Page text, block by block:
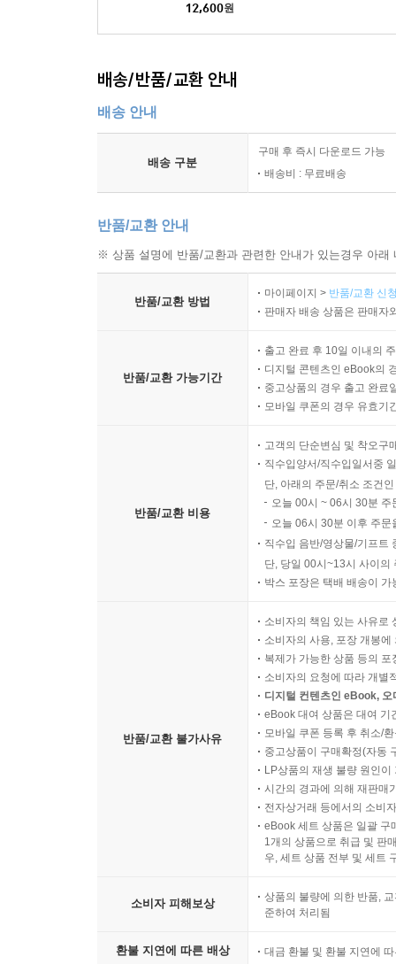
12,600원
배송/반품/교환 안내
배송 안내
배송 구분
구매 후 즉시 다운로드 가능
배송비 : 무료배송
반품/교환 안내
※ 상품 설명에 반품/교환과 관련한 안내가 있는경우 아
반품/교환 방법
마이페이지 > 반품/교환 신
판매자 배송 상품은 판매자
반품/교환 가능기간
출고 완료 후 10일 이내의
디지털 콘텐츠인 eBook의
중고상품의 경우 출고 완료
모바일 쿠폰의 경우 유효기
반품/교환 비용
고객의 단순변심 및 착오구
직수입양서/직수입일서중
단, 아래의 주문/취소 조건
오늘 00시 ~ 06시 30분
오늘 06시 30분 이후 주
직수입 음반/영상물/기프트
단, 당일 00시~13시 사이의
박스 포장은 택배 배송이
반품/교환 불가사유
소비자의 책임 있는 사유로
소비자의 사용, 포장 개봉
복제가 가능한 상품 등의
소비자의 요청에 따라 개별
디지털 컨텐츠인 eBook,
eBook 대여 상품은 대여 기
모바일 쿠폰 등록 후 취소/
중고상품이 구매확정(자동
LP상품의 재생 불량 원인
시간의 경과에 의해 재판매
전자상거래 등에서의 소비
eBook 세트 상품은 일괄 구
1개의 상품으로 취급 및 판
우, 세트 상품 전부 및 세트
소비자 피해보상
상품의 불량에 의한 반품,
준하여 처리됨
환불 지연에 따른 배상 대금 환불 및 환불 지연에